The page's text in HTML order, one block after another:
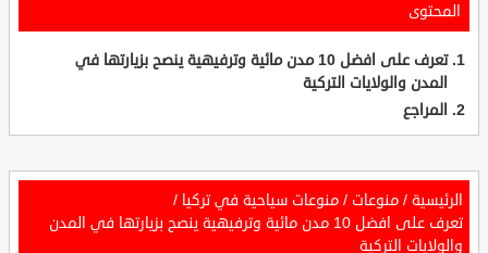
المحتوى
تعرف على افضل 10 مدن مائية وترفيهية ينصح بزيارتها في
المدن والولايات التركية
المراجع
الرئيسية / منوعات / منوعات سياحية في تركيا /
تعرف على افضل 10 مدن مائية وترفيهية ينصح بزيارتها في المدن
والولايات التركية